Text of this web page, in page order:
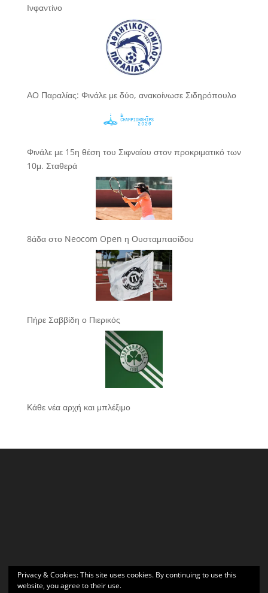
Ινφαντίνο
ΑΟ Παραλίας: Φινάλε με δύο, ανακοίνωσε Σιδηρόπουλο
Φινάλε με 15η θέση του Σιφναίου στον προκριματικό των
10μ. Σταθερά
8άδα στο Neocom Open η Ουσταμπασίδου
Πήρε Σαββίδη ο Πιερικός
Κάθε νέα αρχή και μπλέξιμο
Privacy & Cookies: This site uses cookies. By continuing to use this
website, you agree to their use.